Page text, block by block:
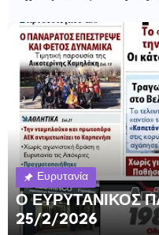
Ευρυτανία
Ο ΕΥΡΥΤΑΝΙΚΟΣ
25/2/2026